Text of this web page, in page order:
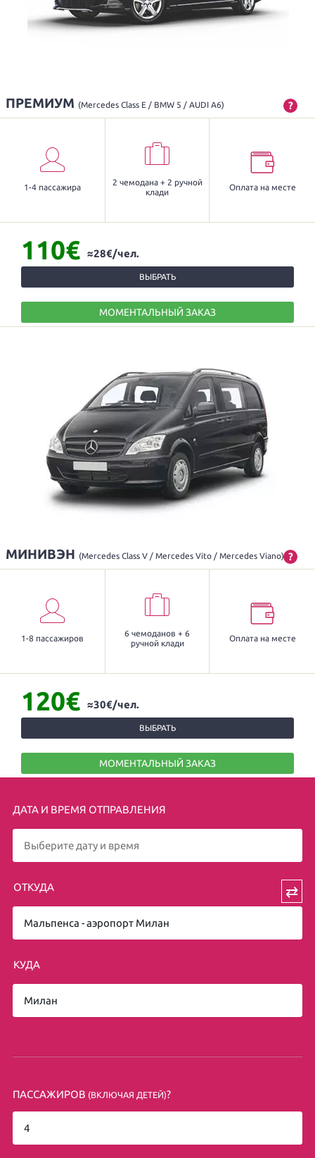
ПРЕМИУМ (Mercedes Class E / BMW 5 / AUDI A6) ?
1-4 пассажира
2 чемодана + 2 ручной
клади
Оплата на месте
110€ ≈28€/чел.
ВЫБРАТЬ
МОМЕНТАЛЬНЫЙ ЗАКАЗ
МИНИВЭН (Mercedes Class V / Mercedes Vito / Mercedes Viano) ?
1-8 пассажиров
6 чемоданов + 6
ручной клади
Оплата на месте
120€ ≈30€/чел.
ВЫБРАТЬ
МОМЕНТАЛЬНЫЙ ЗАКАЗ
ДАТА И ВРЕМЯ ОТПРАВЛЕНИЯ
ОТКУДА ⇄
КУДА
ПАССАЖИРОВ (ВКЛЮЧАЯ ДЕТЕЙ)?